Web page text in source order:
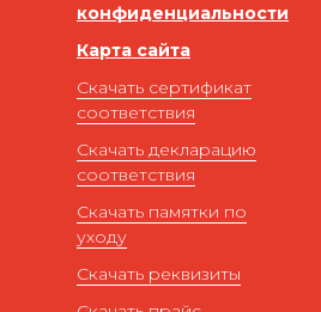
конфиденциальности
Карта сайта
Скачать сертификат
соответствия
Скачать декларацию
соответствия
Скачать памятки по
уходу
Скачать реквизиты